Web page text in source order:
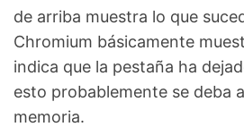
de arriba muestra lo que
Chromium básicamente
indica que la pestaña ha
esto probablemente se deba
memoria.